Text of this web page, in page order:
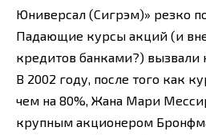
Юниверсал (Сигрэм)» резко
Падающие курсы акций (и
кредитов банками?) вызвали
В 2002 году, после того как
чем на 80%, Жана Мари
крупным акционером